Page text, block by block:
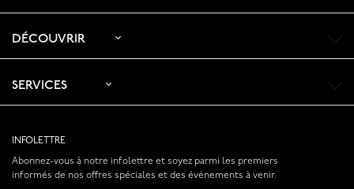
DÉCOUVRIR
SERVICES
INFOLETTRE
Abonnez-vous à notre infolettre et soyez parmi les premiers
informés de nos offres spéciales et des événements à venir.